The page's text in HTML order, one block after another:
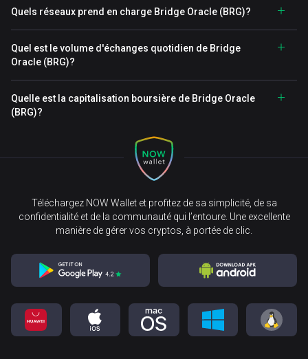
Quels réseaux prend en charge Bridge Oracle (BRG)?
Quel est le volume d'échanges quotidien de Bridge
Oracle (BRG)?
Quelle est la capitalisation boursière de Bridge Oracle
(BRG)?
Téléchargez NOW Wallet et profitez de sa simplicité, de sa
confidentialité et de la communauté qui l’entoure. Une excellente
manière de gérer vos cryptos, à portée de clic.